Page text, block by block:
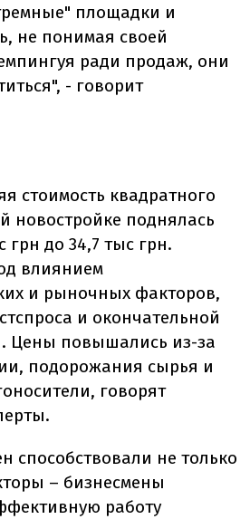
площадки и
не понимая своей
ради продаж, они
- говорит
стоимость квадратного
новостройке поднялась
грн до 34,7 тыс грн.
влиянием
и рыночных факторов,
и окончательной
Цены повышались из-за
подорожания сырья и
говорят
способствовали не только
– бизнесмены
работу